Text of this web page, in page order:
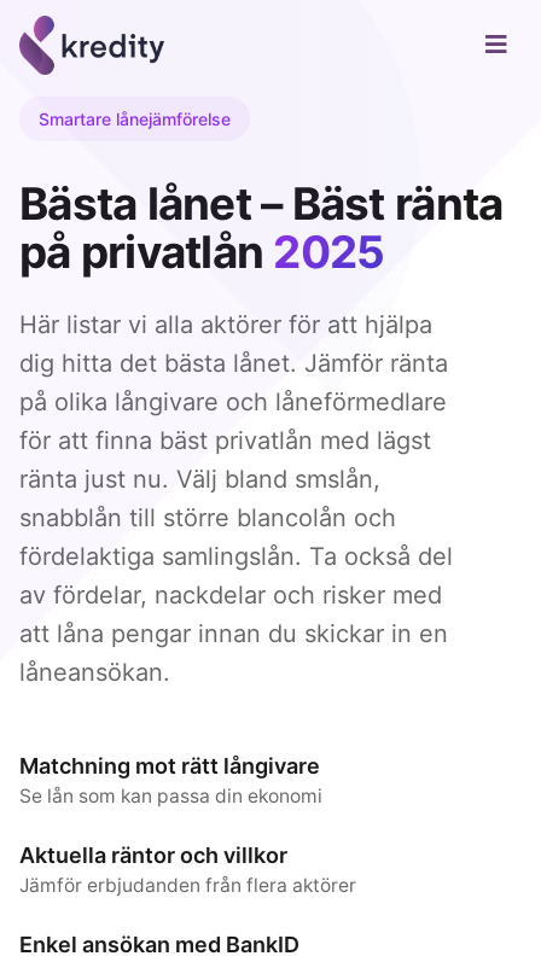
Smartare lånejämförelse
Bästa lånet – Bäst ränta
på privatlån 2025
Här listar vi alla aktörer för att hjälpa
dig hitta det bästa lånet. Jämför ränta
på olika långivare och låneförmedlare
för att finna bäst privatlån med lägst
ränta just nu. Välj bland smslån,
snabblån till större blancolån och
fördelaktiga samlingslån. Ta också del
av fördelar, nackdelar och risker med
att låna pengar innan du skickar in en
låneansökan.
Matchning mot rätt långivare
Se lån som kan passa din ekonomi
Aktuella räntor och villkor
Jämför erbjudanden från flera aktörer
Enkel ansökan med BankID